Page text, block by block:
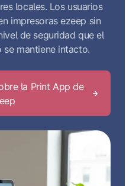
locales. Los usuarios
impresoras ezeep sin
de seguridad que el
se mantiene intacto.
la Print App de